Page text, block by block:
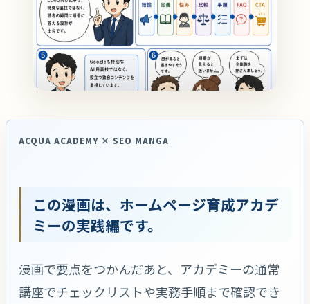
ACQUA ACADEMY × SEO MANGA
この漫画は、ホームページ育成アカデ
ミーの実践編です。
漫画で要点をつかんだあと、アカデミーの通常
講座でチェックリストや実務手順まで確認でき